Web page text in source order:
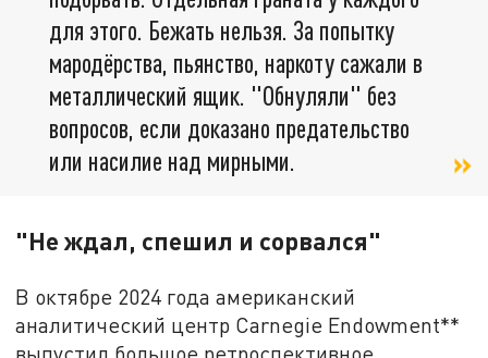
для этого. Бежать нельзя. За попытку
мародёрства, пьянство, наркоту сажали в
металлический ящик. "Обнуляли" без
вопросов, если доказано предательство
или насилие над мирными.
"Не ждал, спешил и сорвался"
В октябре 2024 года американский
аналитический центр Carnegie Endowment**
выпустил большое ретроспективное